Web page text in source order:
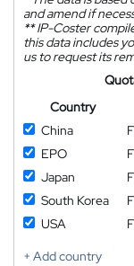
and amend if
**IP-Coster
this data includes
us to request its
Country
China
EPO
Japan
South Korea
USA
+ Add country